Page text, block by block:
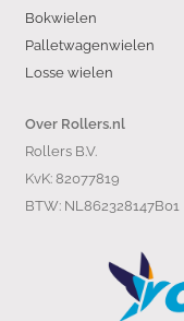
Bokwielen
Palletwagenwielen
Losse wielen
Over Rollers.nl
Rollers B.V.
KvK: 82077819
BTW: NL862328147B01